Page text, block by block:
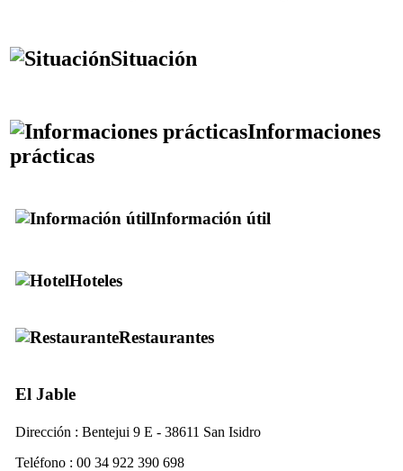
Situación
Informaciones
prácticas
Información útil
Hoteles
Restaurantes
El Jable
Dirección : Bentejui 9 E - 38611 San Isidro
Teléfono : 00 34 922 390 698